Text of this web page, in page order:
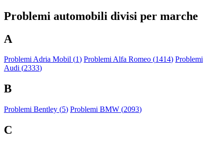
Problemi automobili divisi per marche
A
Problemi Adria Mobil (1) Problemi Alfa Romeo (1414) Problemi
Audi (2333)
B
Problemi Bentley (5) Problemi BMW (2093)
C